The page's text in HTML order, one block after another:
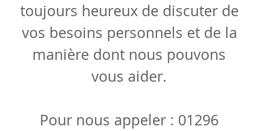
toujours heureux de discuter de
vos besoins personnels et de la
manière dont nous pouvons
vous aider.
Pour nous appeler : 01296